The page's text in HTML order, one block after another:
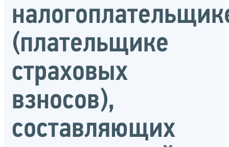
(плательщике
страховых
взносов),
составляющих